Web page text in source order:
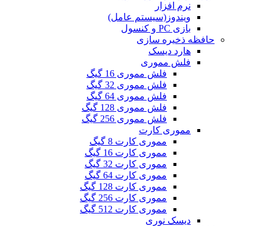
نرم افزار
ویندوز(سیستم عامل)
بازی PC و کنسول
حافظه ذخیره سازی
هارد دیسک
فلش مموری
فلش مموری 16 گیگ
فلش مموری 32 گیگ
فلش مموری 64 گیگ
فلش مموری 128 گیگ
فلش مموری 256 گیگ
مموری کارت
مموری کارت 8 گیگ
مموری کارت 16 گیگ
مموری کارت 32 گیگ
مموری کارت 64 گیگ
مموری کارت 128 گیگ
مموری کارت 256 گیگ
مموری کارت 512 گیگ
دیسک نوری